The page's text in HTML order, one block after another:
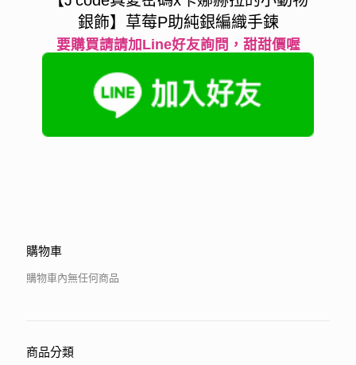
銀飾】草莓P助純銀編織手鍊
要購買請請加Line好友詢問，甜甜價喔
購物車
購物車內無任何商品
商品分類